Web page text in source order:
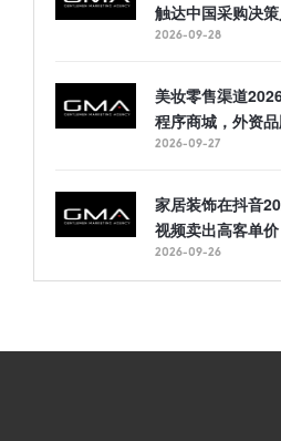
触达中国采购决策
2026-09-28
美妆零售渠道
程序商城，外资
2026-09-27
家居装饰在抖音
视频卖出高客单价
2026-09-26